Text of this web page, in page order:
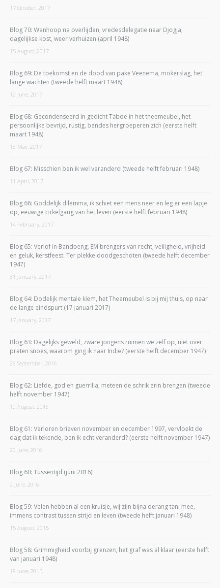
17 October, 2017
Blog 70: Wanhoop na overlijden, vredesdelegatie naar Djogja,
dagelijkse kost, weer verhuizen (april 1948)
15 August, 2017
Blog 69: De toekomst en de dood van pake Veenema, mokerslag, het
lange wachten (tweede helft maart 1948)
12 June, 2017
Blog 68: Gecondenseerd in gedicht Taboe in het theemeubel, het
persoonlijke bevrijd, rustig, bendes hergroeperen zich (eerste helft
maart 1948)
18 May, 2017
Blog 67: Misschien ben ik wel veranderd (tweede helft februari 1948)
11 April, 2017
Blog 66: Goddelijk dilemma, ik schiet een mens neer en leg er een lapje
op, eeuwige cirkelgang van het leven (eerste helft februari 1948)
14 February, 2017
Blog 65: Verlof in Bandoeng, EM brengers van recht, veiligheid, vrijheid
en geluk, kerstfeest. Ter plekke doodgeschoten (tweede helft december
1947)
31 January, 2017
Blog 64: Dodelijk mentale klem, het Theemeubel is bij mij thuis, op naar
de lange eindspurt (17 januari 2017)
17 January, 2017
Blog 63: Dagelijks geweld, zware jongens ruimen we zelf op, niet over
praten snoes, waarom ging ik naar Indië? (eerste helft december 1947)
26 September, 2016
Blog 62: Liefde, god en guerrilla, meteen de schrik erin brengen (tweede
helft november 1947)
10 August, 2016
Blog 61: Verloren brieven november en december 1997, vervloekt de
dag dat ik tekende, ben ik echt veranderd? (eerste helft november 1947)
20 June, 2016
Blog 60: Tussentijd (juni 2016)
2 June, 2016
Blog 59: Velen hebben al een kruisje, wij zijn bijna oerang tani mee,
immens contrast tussen strijd en leven (tweede helft januari 1948)
15 August, 2015
Blog 58: Grimmigheid voorbij grenzen, het graf was al klaar (eerste helft
van januari 1948)
18 June, 2015